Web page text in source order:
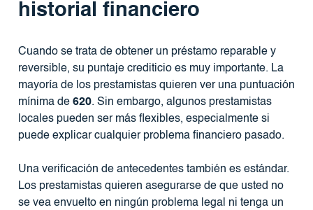
historial financiero
Cuando se trata de obtener un préstamo reparable y
reversible, su puntaje crediticio es muy importante. La
mayoría de los prestamistas quieren ver una puntuación
mínima de 620. Sin embargo, algunos prestamistas
locales pueden ser más flexibles, especialmente si
puede explicar cualquier problema financiero pasado.
Una verificación de antecedentes también es estándar.
Los prestamistas quieren asegurarse de que usted no
se vea envuelto en ningún problema legal ni tenga un